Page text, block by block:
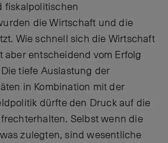
fiskalpolitischen
die Wirtschaft und die
Wie schnell sich die Wirtschaft
entscheidend vom Erfolg
tiefe Auslastung der
in Kombination mit der
dürfte den Druck auf die
Selbst wenn die
zulegten, sind wesentliche